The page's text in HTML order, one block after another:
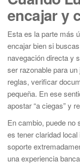
encajar y
Esta es la parte más
encajar bien si
navegación directa y
ser razonable para
reglas, verificar
pequeña. En ese
apostar “a ciegas” y
En cambio, puede no
es tener claridad
soporte
una experiencia